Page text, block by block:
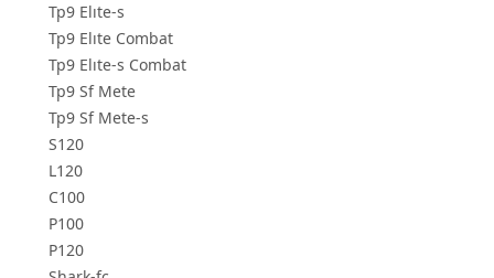
Tp9 Elıte-s
Tp9 Elıte Combat
Tp9 Elıte-s Combat
Tp9 Sf Mete
Tp9 Sf Mete-s
S120
L120
C100
P100
P120